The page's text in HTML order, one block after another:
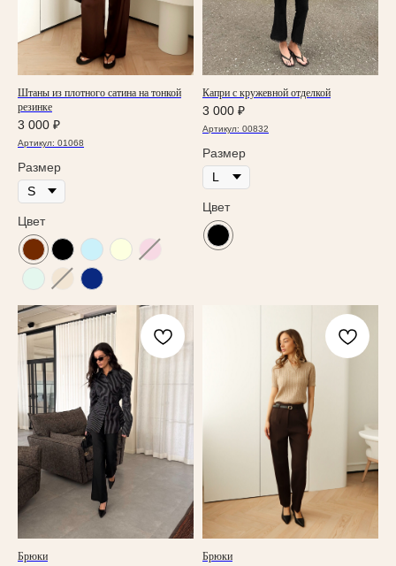
Штаны из плотного сатина на тонкой
резинке
3 000 ₽
Артикул: 01068
Размер
Цвет
Капри с кружевной отделкой
3 000 ₽
Артикул: 00832
Размер
Цвет
Брюки Брюки